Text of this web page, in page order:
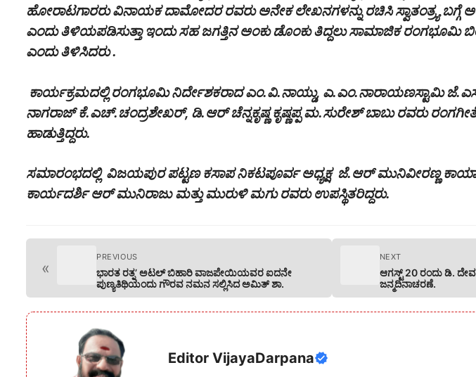
ಹೋರಾಟಗಾರರು ವಿನಾಯಕ ದಾಮೋದರ ರವರು ಅನೇಕ ಲೇಖನಗಳನ್ನು ರಚಿಸಿ ಸ್ವಾತಂತ್ರ್ಯ
ಎಂದು ತಿಳಿಯಪಡಿಸುತ್ತಾ ಇಂದು ಸಹ ಜಗತ್ತಿನ ಅಂಕು ಡೊಂಕು ತಿದ್ದಲು ಸಾಮಾಜಿಕ ರಂಗಭೂಮಿ
ಎಂದು ತಿಳಿಸಿದರು .
ಕಾರ್ಯಕ್ರಮದಲ್ಲಿ ರಂಗಭೂಮಿ ನಿರ್ದೇಶಕರಾದ ಎಂ.ವಿ.ನಾಯ್ಡು, ಎ.ಎಂ.ನಾರಾಯಣಸ್ಟಾಮಿ
ನಾಗರಾಜ್ ಕೆ.ಎಚ್.ಚಂದ್ರಶೇಖರ್, ಡಿ.ಆರ್ ಚೆನ್ನಕೃಷ್ಣ ಕೃಷ್ಣಪ್ಪ ಮ.ಸುರೇಶ್ ಬಾಬು ರವರು ರಂಗಗೀತೆ
ಹಾಡುತ್ತಿದ್ದರು.
ಸಮಾರಂಭದಲ್ಲಿ ವಿಜಯಪುರ ಪಟ್ಟಣ ಕಸಾಪ ನಿಕಟಪೂರ್ವ ಅಧ್ಯಕ್ಷ ಜೆ.ಆರ್ ಮುನಿವೀರಣ್ಣ
ಕಾರ್ಯದರ್ಶಿ ಆರ್ ಮುನಿರಾಜು ಮತ್ತು ಮುರುಳಿ ಮಗು ರವರು ಉಪಸ್ಥಿತರಿದ್ದರು.
«
PREVIOUS
ಭಾರತ ರತ್ನ’ ಅಟಲ್ ಬಿಹಾರಿ ವಾಜಪೇಯಿಯವರ ಐದನೇ
ಪುಣ್ಯತಿಥಿಯಂದು ಗೌರವ ನಮನ ಸಲ್ಲಿಸಿದ ಅಮಿತ್ ಶಾ.
NEXT
ಆಗಸ್ಟ್ 20 ರಂದು ಡಿ.
ಜನ್ಮದಿನಾಚರಣೆ.
Editor VijayaDarpana